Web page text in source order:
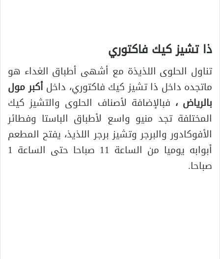
ذا تشيز كيك فاكتوري
تناول الحلوى اللذيذة مع أشهى أطباق الغداء هو
ماتجده داخل ذا تشيز كيك فاكتوري، داخلأكبر مول
بالرياض ، فبالإضافة لأصناف الحلوى والتشيز كيك
المختلفة تجد منيو واسع لأطباق الباستا وفطائر
الأفوكادور والبرجر وتشيز برجر اللذيذ، يفتح المطعم
أبوابه يوميا من الساعة 11 صباحا حتى الساعة 1
صباحا.